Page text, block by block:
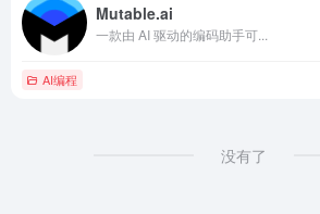
Mutable.ai
一款由 AI 驱动的编码助手可...
AI编程
没有了